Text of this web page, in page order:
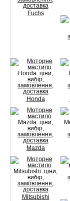
Fuchs
Honda
Mazda
Mitsubishi